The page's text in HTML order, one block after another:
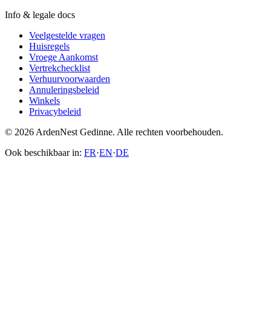
Info & legale docs
Veelgestelde vragen
Huisregels
Vroege Aankomst
Vertrekchecklist
Verhuurvoorwaarden
Annuleringsbeleid
Winkels
Privacybeleid
© 2026 ArdenNest Gedinne. Alle rechten voorbehouden.
Ook beschikbaar in: FR·EN·DE